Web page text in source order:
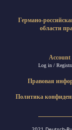
Германо-
области
Account
Log in /
Правовая
Политика